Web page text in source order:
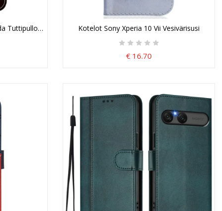
Tuttipullon Kanssa Kotelot Sony Xperia 10 Vii Vesivärisusi
€ 16.70